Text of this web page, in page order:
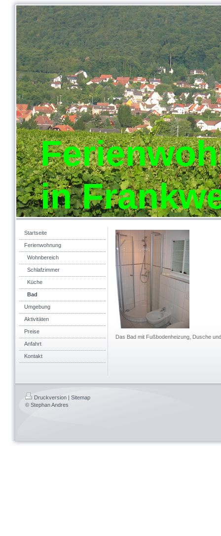
in
Startseite
Ferienwohnung
Wohnbereich
Schlafzimmer
Küche
Bad
Umgebung
Aktivitäten
Preise
Anfahrt
Kontakt
Das Bad mit Fußbodenheizung, Dusche
Druckversion | Sitemap
© Stephan Andres